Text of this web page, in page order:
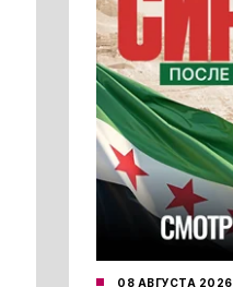
08 АВГУСТА 2026